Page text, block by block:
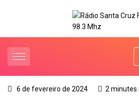
6 de fevereiro de 2024 2 minutes